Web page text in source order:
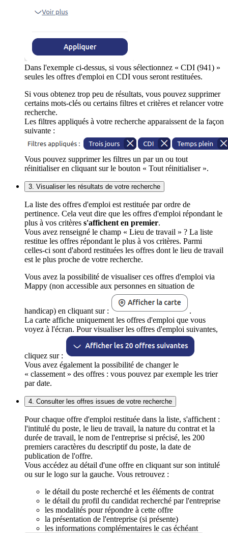
Dans l'exemple ci-dessus, si vous sélectionnez « CDI (941) »
seules les offres d'emploi en CDI vous seront restituées.
Si vous obtenez trop peu de résultats, vous pouvez supprimer
certains mots-clés ou certains filtres et critères et relancer votre
recherche.
Les filtres appliqués à votre recherche apparaissent de la façon
suivante :
Vous pouvez supprimer les filtres un par un ou tout
réinitialiser en cliquant sur le bouton « Tout réinitialiser ».
3. Visualiser les résultats de votre recherche
La liste des offres d'emploi est restituée par ordre de
pertinence. Cela veut dire que les offres d'emploi répondant le
plus à vos critères s'affichent en premier.
Vous avez renseigné le champ « Lieu de travail » ? La liste
restitue les offres répondant le plus à vos critères. Parmi
celles-ci sont d'abord restituées les offres dont le lieu de travail
est le plus proche de votre recherche.
Vous avez la possibilité de visualiser ces offres d'emploi via
Mappy (non accessible aux personnes en situation de
handicap) en cliquant sur :
.
La carte affiche uniquement les offres d'emploi que vous
voyez à l'écran. Pour visualiser les offres d'emploi suivantes,
cliquez sur :
Vous avez également la possibilité de changer le
« classement » des offres : vous pouvez par exemple les trier
par date.
4. Consulter les offres issues de votre recherche
Pour chaque offre d'emploi restituée dans la liste, s'affichent :
l'intitulé du poste, le lieu de travail, la nature du contrat et la
durée de travail, le nom de l'entreprise si précisé, les 200
premiers caractères du descriptif du poste, la date de
publication de l'offre.
Vous accédez au détail d'une offre en cliquant sur son intitulé
ou sur le logo sur la gauche. Vous retrouvez :
le détail du poste recherché et les éléments de contrat
le détail du profil du candidat recherché par l'entreprise
les modalités pour répondre à cette offre
la présentation de l'entreprise (si présente)
les informations complémentaires le cas échéant